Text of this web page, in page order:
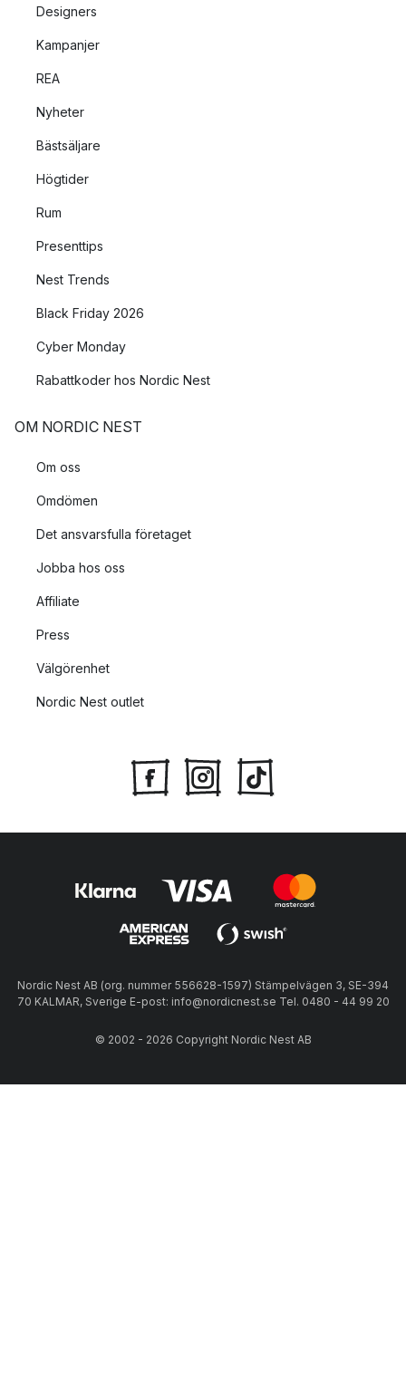
Designers
Kampanjer
REA
Nyheter
Bästsäljare
Högtider
Rum
Presenttips
Nest Trends
Black Friday 2026
Cyber Monday
Rabattkoder hos Nordic Nest
OM NORDIC NEST
Om oss
Omdömen
Det ansvarsfulla företaget
Jobba hos oss
Affiliate
Press
Välgörenhet
Nordic Nest outlet
Nordic Nest AB (org. nummer 556628-1597) Stämpelvägen 3, SE-394
70 KALMAR, Sverige E-post: info@nordicnest.se Tel. 0480 - 44 99 20
© 2002 - 2026 Copyright Nordic Nest AB